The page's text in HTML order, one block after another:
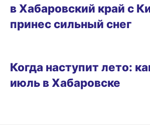
в Хабаровский край с
принес сильный снег
Когда наступит лето:
июль в Хабаровске